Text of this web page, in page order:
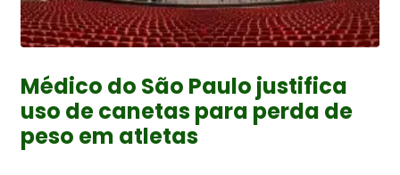
Médico do São Paulo justifica
uso de canetas para perda de
peso em atletas